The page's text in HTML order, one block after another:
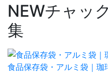
NEWチャッ
集
食品保存袋・アルミ袋｜